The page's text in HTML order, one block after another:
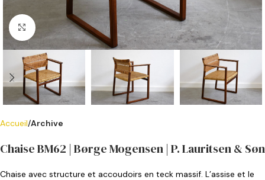
Cliquer pour agrandir
Accueil Archive
Chaise BM62 | Børge Mogensen | P. Lauritsen & Søn
Chaise avec structure et accoudoirs en teck massif. L’assise et le